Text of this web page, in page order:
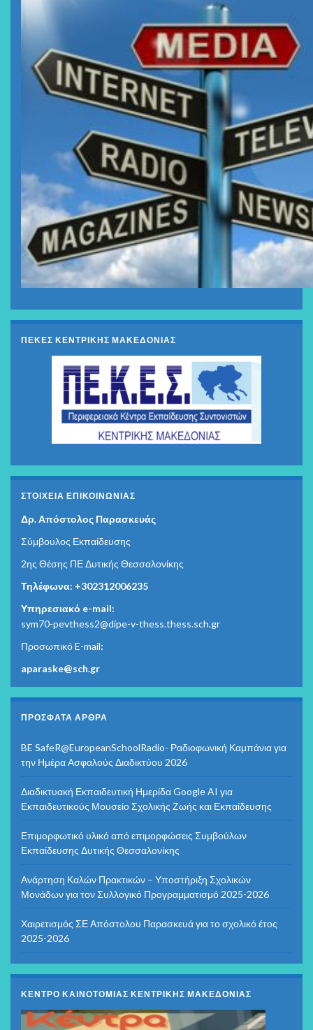
ΠΕΚΕΣ ΚΕΝΤΡΙΚΗΣ ΜΑΚΕΔΟΝΙΑΣ
ΣΤΟΙΧΕΊΑ ΕΠΙΚΟΙΝΩΝΊΑΣ
Δρ. Απόστολος Παρασκευάς
Σύμβουλος Εκπαίδευσης
2ης Θέσης ΠΕ Δυτικής Θεσσαλονίκης
Τηλέφωνα: +302312006235
Υπηρεσιακό e-mail:
sym70-pevthess2@dipe-v-thess.thess.sch.gr
Προσωπικό E-mail:
aparaske@sch.gr
ΠΡΌΣΦΑΤΑ ΆΡΘΡΑ
BE SafeR@EuropeanSchoolRadio- Ραδιοφωνική Καμπάνια για
την Ημέρα Ασφαλούς Διαδικτύου 2026
Διαδικτυακή Εκπαιδευτική Ημερίδα Google AI για
Εκπαιδευτικούς Μουσείο Σχολικής Ζωής και Εκπαίδευσης
Επιμορφωτικό υλικό από επιμορφώσεις Συμβούλων
Εκπαίδευσης Δυτικής Θεσσαλονίκης
Ανάρτηση Καλών Πρακτικών – Υποστήριξη Σχολικών
Μονάδων για τον Συλλογικό Προγραμματισμό 2025-2026
Χαιρετισμός ΣΕ Απόστολου Παρασκευά για το σχολικό έτος
2025-2026
ΚΕΝΤΡΟ ΚΑΙΝΟΤΟΜΙΑΣ ΚΕΝΤΡΙΚΗΣ ΜΑΚΕΔΟΝΙΑΣ